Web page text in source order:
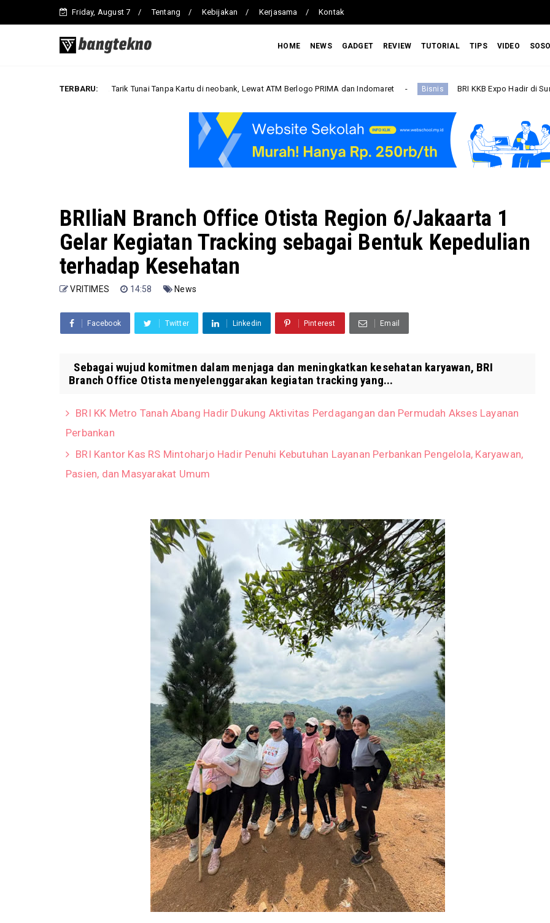
Friday, August 7 Tentang Kebijakan Kerjasama Kontak
HOME NEWS GADGET REVIEW TUTORIAL TIPS VIDEO
TERBARU:
Cara Tarik Tunai Tanpa Kartu di neobank, Lewat ATM Berlogo PRIMA dan Indomaret Bisnis BRI KKB Expo Hadir di Sumatera Utara,
BRIliaN Branch Office Otista Region 6/Jakaarta 1
Gelar Kegiatan Tracking sebagai Bentuk Kepedulian
terhadap Kesehatan
VRITIMES 14:58 News
Facebook Twitter Linkedin Pinterest Email
Sebagai wujud komitmen dalam menjaga dan meningkatkan kesehatan karyawan, BRI
Branch Office Otista menyelenggarakan kegiatan tracking yang...
BRI KK Metro Tanah Abang Hadir Dukung Aktivitas Perdagangan dan Permudah Akses Layanan
Perbankan
BRI Kantor Kas RS Mintoharjo Hadir Penuhi Kebutuhan Layanan Perbankan Pengelola, Karyawan,
Pasien, dan Masyarakat Umum